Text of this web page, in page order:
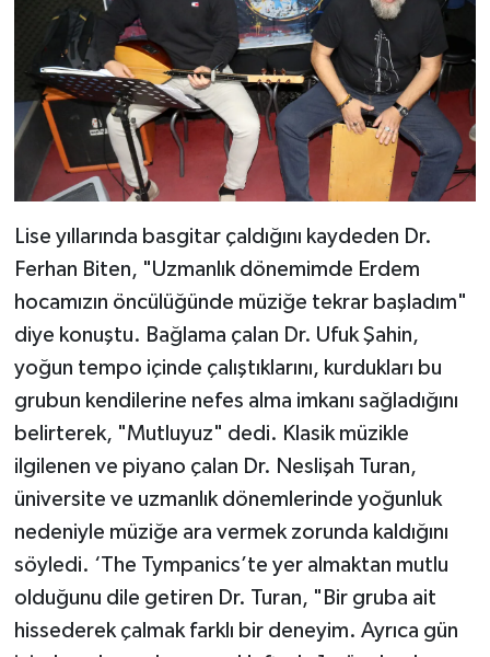
Lise yıllarında basgitar çaldığını kaydeden Dr.
Ferhan Biten, "Uzmanlık dönemimde Erdem
hocamızın öncülüğünde müziğe tekrar başladım"
diye konuştu. Bağlama çalan Dr. Ufuk Şahin,
yoğun tempo içinde çalıştıklarını, kurdukları bu
grubun kendilerine nefes alma imkanı sağladığını
belirterek, "Mutluyuz" dedi. Klasik müzikle
ilgilenen ve piyano çalan Dr. Neslişah Turan,
üniversite ve uzmanlık dönemlerinde yoğunluk
nedeniyle müziğe ara vermek zorunda kaldığını
söyledi. ‘The Tympanics’te yer almaktan mutlu
olduğunu dile getiren Dr. Turan, "Bir gruba ait
hissederek çalmak farklı bir deneyim. Ayrıca gün